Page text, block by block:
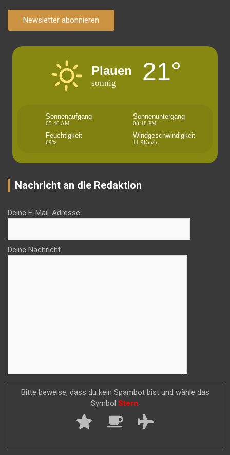
Newsletter abonnieren
Plauen
sonnig 21°
Sonnenaufgang
05:46 AM
Sonnenuntergang
08:48 PM
Feuchtigkeit
69%
Windgeschwindigkeit
11.9Km/h
Nachricht an die Redaktion
Deine E-Mail-Adresse
Deine Nachricht
Bitte beweise, dass du kein Spambot bist und wähle das
Symbol Stern.